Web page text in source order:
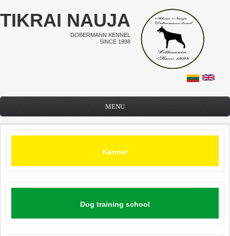
Skip to main content
TIKRAI NAUJA
DOBERMANN KENNEL
SINCE 1998
MENU
Kennel
Dog training school